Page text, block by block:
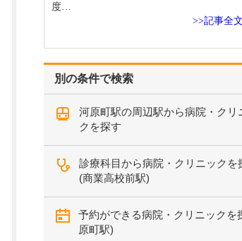
別の条件で検索
河原町駅の周辺駅から病院・クリ
クを探す
診療科目から病院・クリニックを
(商業高校前駅)
予約ができる病院・クリニックを
原町駅)
度…
>>記事全